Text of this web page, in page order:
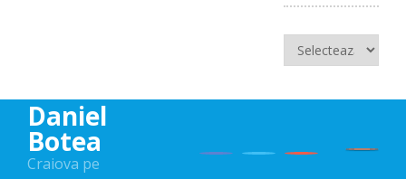
Arhive
Daniel
Botea
Craiova pe